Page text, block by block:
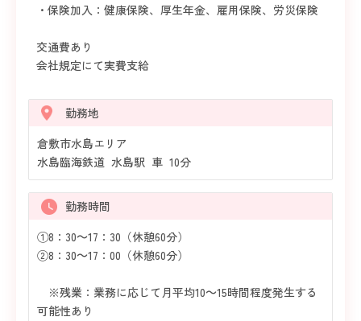
・保険加入：健康保険、厚生年金、雇用保険、労災保険
交通費あり
会社規定にて実費支給
勤務地
倉敷市水島エリア
水島臨海鉄道 水島駅 車 10分
勤務時間
①8：30～17：30（休憩60分）
②8：30～17：00（休憩60分）
※残業：業務に応じて月平均10～15時間程度発生する
可能性あり